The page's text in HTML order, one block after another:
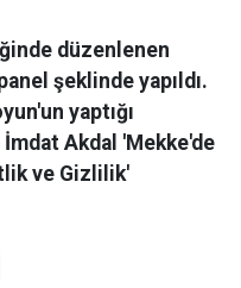
düzenlenen
şeklinde yapıldı.
yaptığı
Akdal 'Mekke'de
ve Gizlilik'